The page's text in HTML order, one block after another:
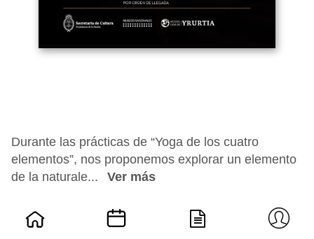
Durante las prácticas de “Yoga de los cuatro
elementos”, nos proponemos explorar un elemento
de la naturale...
Ver más